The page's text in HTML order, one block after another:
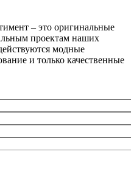
– это оригинальные
проектам наших
модные
и только качественные